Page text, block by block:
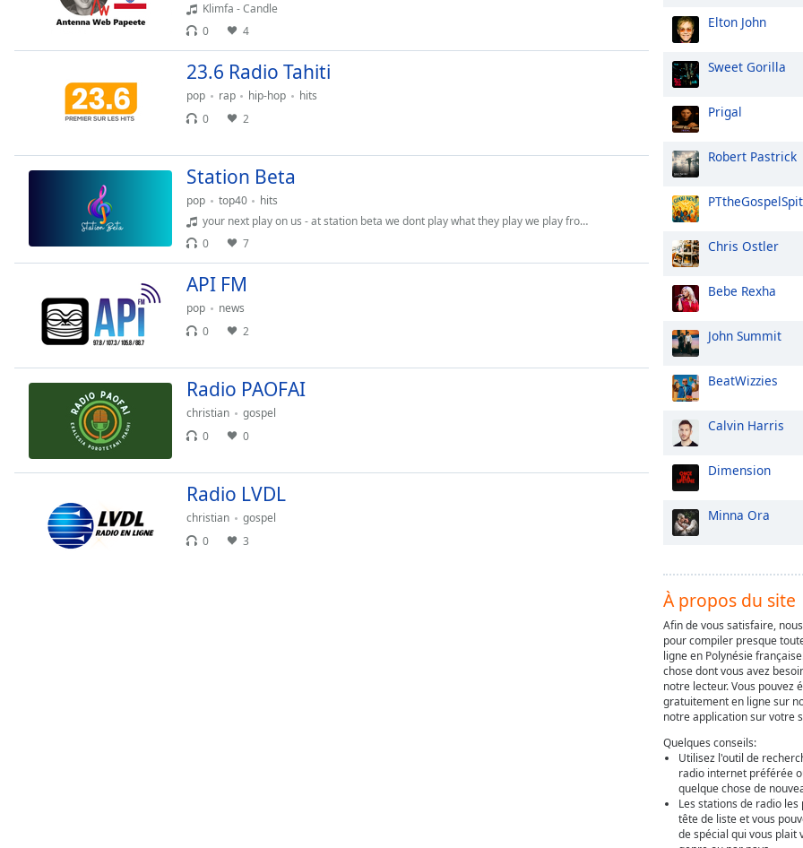
Background
Opacity
Caption
Background
Klimfa - Candle
0
4
23.6 Radio Tahiti
pop rap hip-hop
hits
0
2
Station Beta
pop top40
hits
your next play on us - at station beta we dont play what they play we play from the best
0
7
API FM
pop
news
0
2
Radio PAOFAI
christian
gospel
0
0
Radio LVDL
christian
gospel
0
3
Elton John
Sweet Gorilla
Prigal
Robert Pastrick
Chris Ostler
Bebe Rexha
John Summit
BeatWizzies
Calvin Harris
Dimension
Minna Ora
À propos du site
Afin de vous satisfaire,
pour compiler presque
ligne en Polynésie
chose dont vous avez
notre lecteur. Vous pouvez
gratuitement en ligne sur
notre application sur votre
Quelques conseils:
Utilisez l'outil de
radio internet préférée
quelque chose de
Les stations de radio
tête de liste et vous
de spécial qui vous